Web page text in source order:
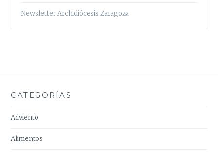
Newsletter Archidiócesis Zaragoza
CATEGORÍAS
Adviento
Alimentos